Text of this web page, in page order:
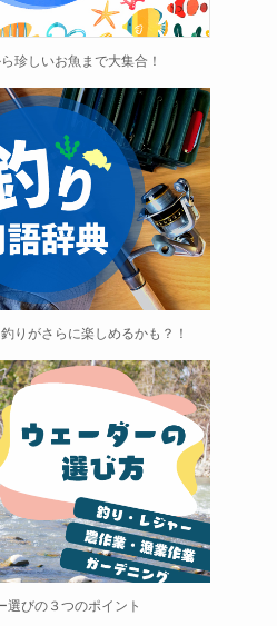
珍しいお魚まで大集合！
りがさらに楽しめるかも？！
選びの３つのポイント